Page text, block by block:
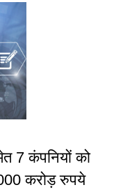
7 कंपनियों को
करोड़ रुपये